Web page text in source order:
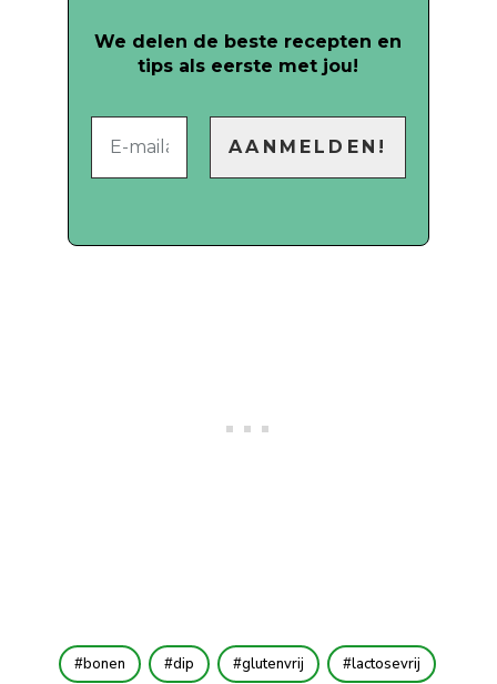
We delen de beste recepten en
tips als eerste met jou!
bonen dip glutenvrij lactosevrij